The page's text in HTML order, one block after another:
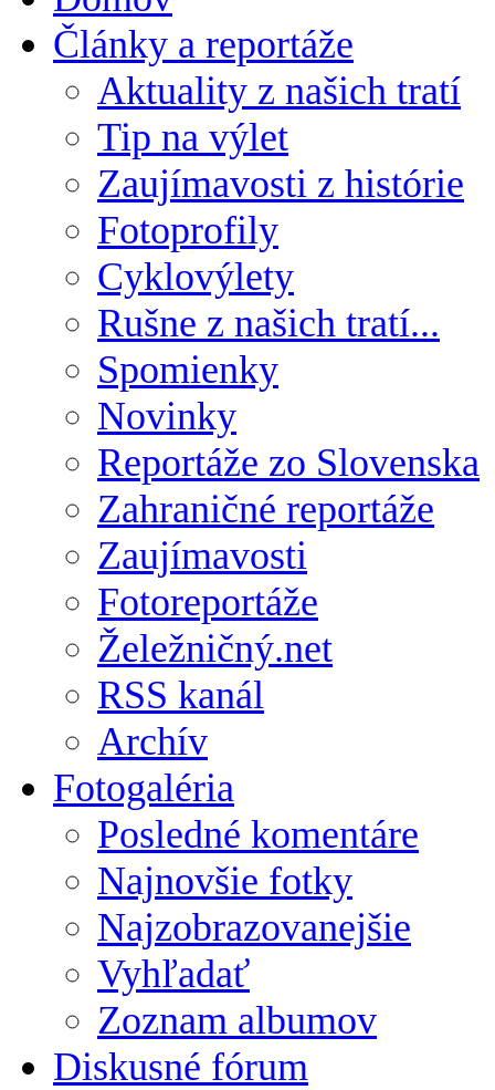
Články a reportáže
Aktuality z našich tratí
Tip na výlet
Zaujímavosti z histórie
Fotoprofily
Cyklovýlety
Rušne z našich tratí...
Spomienky
Novinky
Reportáže zo Slovenska
Zahraničné reportáže
Zaujímavosti
Fotoreportáže
Želežničný.net
RSS kanál
Archív
Fotogaléria
Posledné komentáre
Najnovšie fotky
Najzobrazovanejšie
Vyhľadať
Zoznam albumov
Diskusné fórum